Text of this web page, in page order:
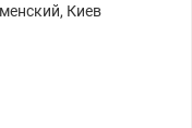
, Киев